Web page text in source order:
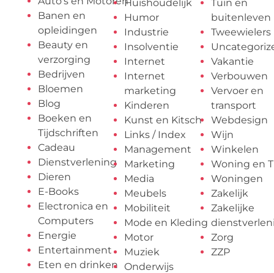
Banen en
opleidingen
Beauty en
verzorging
Bedrijven
Bloemen
Blog
Boeken en
Tijdschriften
Cadeau
Dienstverlening
Dieren
E-Books
Electronica en
Computers
Energie
Entertainment
Eten en drinken
Huishoudelijk
Humor
Industrie
Insolventie
Internet
Internet
marketing
Kinderen
Kunst en Kitsch
Links / Index
Management
Marketing
Media
Meubels
Mobiliteit
Mode en Kleding
Motor
Muziek
Onderwijs
Tuin en
buitenleven
Tweewielers
Vakantie
Verbouwen
Vervoer en
transport
Webdesign
Wijn
Winkelen
Woning en
Woningen
Zakelijk
Zakelijke
Zorg
ZZP